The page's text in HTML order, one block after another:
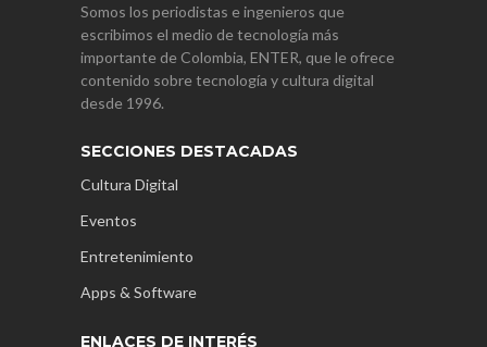
Somos los periodistas e ingenieros que
escribimos el medio de tecnología más
importante de Colombia, ENTER, que le ofrece
contenido sobre tecnología y cultura digital
desde 1996.
SECCIONES DESTACADAS
Cultura Digital
Eventos
Entretenimiento
Apps & Software
ENLACES DE INTERÉS